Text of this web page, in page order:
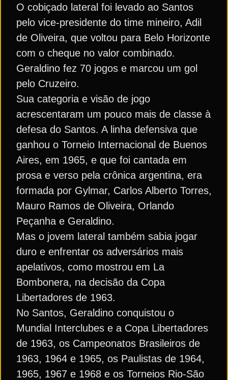
O cobiçado lateral foi levado ao Santos
pelo vice-presidente do time mineiro, Adil
de Oliveira, que voltou para Belo Horizonte
com o cheque no valor combinado.
Geraldino fez 70 jogos e marcou um gol
pelo Cruzeiro.
Sua categoria e visão de jogo
acrescentaram um pouco mais de classe à
defesa do Santos. A linha defensiva que
ganhou o Torneio Internacional de Buenos
Aires, em 1965, e que foi cantada em
prosa e verso pela crônica argentina, era
formada por Gylmar, Carlos Alberto Torres,
Mauro Ramos de Oliveira, Orlando
Peçanha e Geraldino.
Mas o jovem lateral também sabia jogar
duro e enfrentar os adversários mais
apelativos, como mostrou em La
Bombonera, na decisão da Copa
Libertadores de 1963.
No Santos, Geraldino conquistou o
Mundial Interclubes e a Copa Libertadores
de 1963, os Campeonatos Brasileiros de
1963, 1964 e 1965, os Paulistas de 1964,
1965, 1967 e 1968 e os Torneios Rio-São